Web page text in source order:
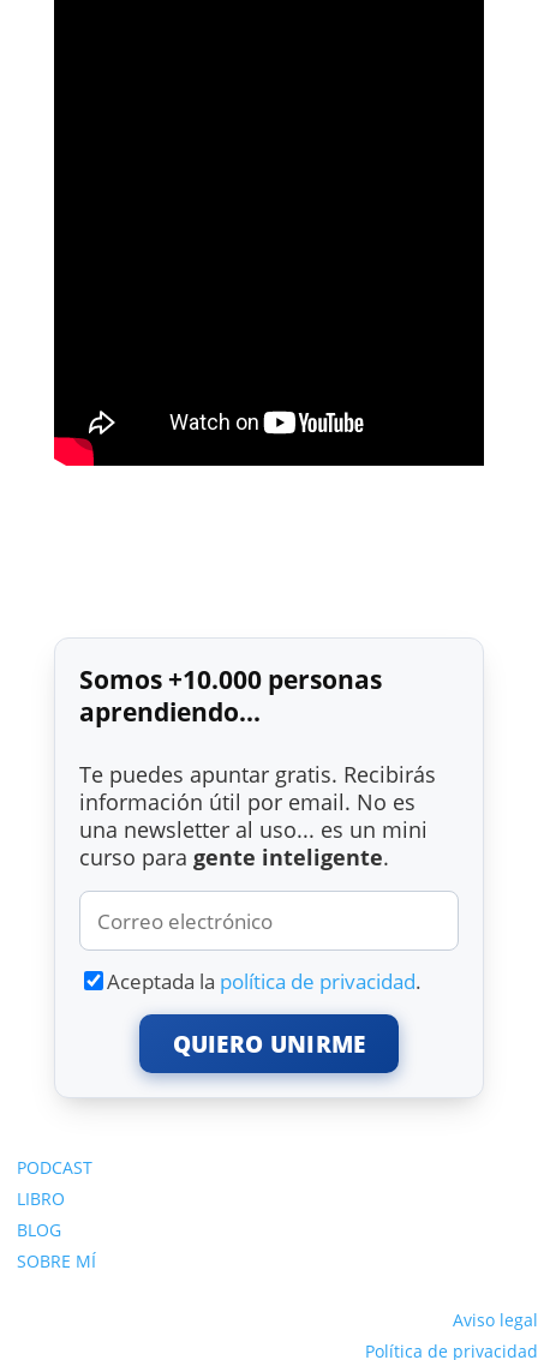
Somos +10.000 personas
aprendiendo...
Te puedes apuntar gratis. Recibirás
información útil por email. No es
una newsletter al uso... es un mini
curso para gente inteligente.
Aceptada la política de privacidad.
QUIERO UNIRME
PODCAST
LIBRO
BLOG
SOBRE MÍ
Aviso legal
Política de privacidad